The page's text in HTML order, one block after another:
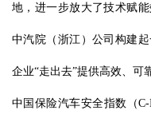
地，进一步放大了技术赋
中汽院（浙江）公司构建
企业“走出去”提供高效、可
中国保险汽车安全指数（